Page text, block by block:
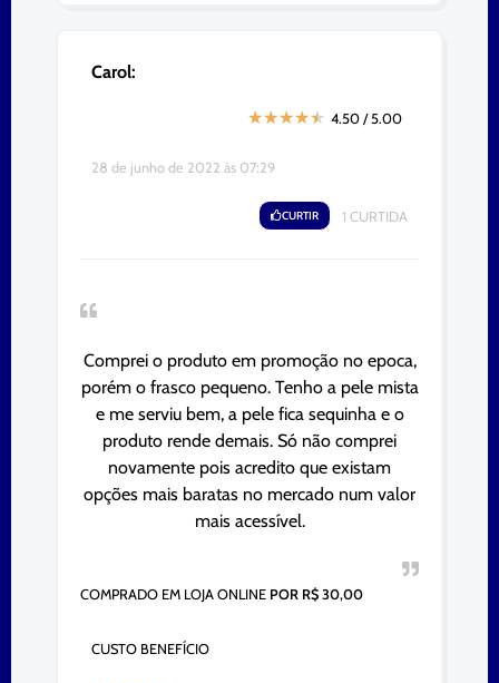
Carol:
★★★★★ 4.50 / 5.00
28 de junho de 2022 às 07:29
CURTIR 1 CURTIDA
Comprei o produto em promoção no epoca,
porém o frasco pequeno. Tenho a pele mista
e me serviu bem, a pele fica sequinha e o
produto rende demais. Só não comprei
novamente pois acredito que existam
opções mais baratas no mercado num valor
mais acessível.
COMPRADO EM LOJA ONLINE POR R$ 30,00
CUSTO BENEFÍCIO